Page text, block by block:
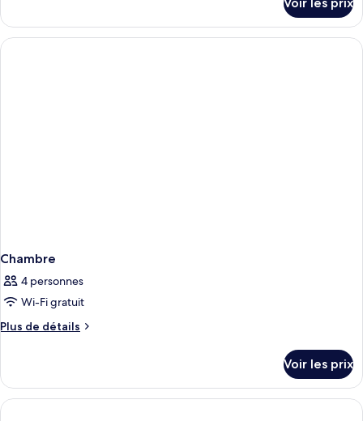
le
type
de
Chambre
4 personnes
Wi-Fi gratuit
Plus de détails
Plus
le
type
de
Voir les prix